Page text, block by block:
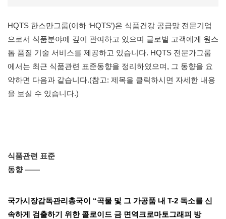
HQTS 한스만그룹(이하 ‘HQTS’)은 식품건강 공급망 전문기업
으로서 식품분야에 깊이 관여하고 있으며 글로벌 고객에게 원스
톱 품질 기술 서비스를 제공하고 있습니다. HQTS 전문가그룹
에서는 최근 식품관련 표준동향을 정리하였으며, 그 동향을 요
약하면 다음과 같습니다.(참고: 제목을 클릭하시면 자세한 내용
을 보실 수 있습니다.)
식품관련 표준
동향 ——
국가시장감독관리총국이 “곡물 및 그 가공품 내 T-2 독소를 신
속하게 검출하기 위한 콜로이드 금 면역크로마토그래피 방